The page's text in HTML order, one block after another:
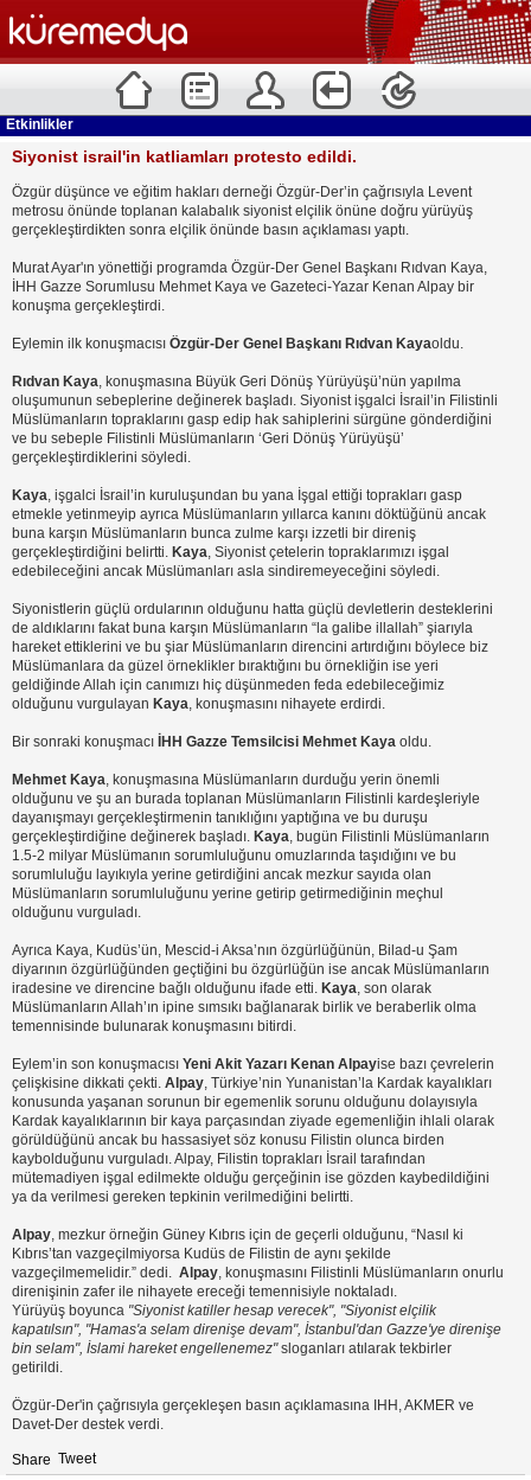
Etkinlikler
Siyonist israil'in katliamları protesto edildi.
Özgür düşünce ve eğitim hakları derneği Özgür-Der’in çağrısıyla Levent
metrosu önünde toplanan kalabalık siyonist elçilik önüne doğru yürüyüş
gerçekleştirdikten sonra elçilik önünde basın açıklaması yaptı.
Murat Ayar'ın yönettiği programda Özgür-Der Genel Başkanı Rıdvan Kaya,
İHH Gazze Sorumlusu Mehmet Kaya ve Gazeteci-Yazar Kenan Alpay bir
konuşma gerçekleştirdi.
Eylemin ilk konuşmacısı Özgür-Der Genel Başkanı Rıdvan Kayaoldu.
Rıdvan Kaya, konuşmasına Büyük Geri Dönüş Yürüyüşü’nün yapılma
oluşumunun sebeplerine değinerek başladı. Siyonist işgalci İsrail’in Filistinli
Müslümanların topraklarını gasp edip hak sahiplerini sürgüne gönderdiğini
ve bu sebeple Filistinli Müslümanların ‘Geri Dönüş Yürüyüşü’
gerçekleştirdiklerini söyledi.
Kaya, işgalci İsrail’in kuruluşundan bu yana İşgal ettiği toprakları gasp
etmekle yetinmeyip ayrıca Müslümanların yıllarca kanını döktüğünü ancak
buna karşın Müslümanların bunca zulme karşı izzetli bir direniş
gerçekleştirdiğini belirtti. Kaya, Siyonist çetelerin topraklarımızı işgal
edebileceğini ancak Müslümanları asla sindiremeyeceğini söyledi.
Siyonistlerin güçlü ordularının olduğunu hatta güçlü devletlerin desteklerini
de aldıklarını fakat buna karşın Müslümanların “la galibe illallah” şiarıyla
hareket ettiklerini ve bu şiar Müslümanların direncini artırdığını böylece biz
Müslümanlara da güzel örneklikler bıraktığını bu örnekliğin ise yeri
geldiğinde Allah için canımızı hiç düşünmeden feda edebileceğimiz
olduğunu vurgulayan Kaya, konuşmasını nihayete erdirdi.
Bir sonraki konuşmacı İHH Gazze Temsilcisi Mehmet Kaya oldu.
Mehmet Kaya, konuşmasına Müslümanların durduğu yerin önemli
olduğunu ve şu an burada toplanan Müslümanların Filistinli kardeşleriyle
dayanışmayı gerçekleştirmenin tanıklığını yaptığına ve bu duruşu
gerçekleştirdiğine değinerek başladı. Kaya, bugün Filistinli Müslümanların
1.5-2 milyar Müslümanın sorumluluğunu omuzlarında taşıdığını ve bu
sorumluluğu layıkıyla yerine getirdiğini ancak mezkur sayıda olan
Müslümanların sorumluluğunu yerine getirip getirmediğinin meçhul
olduğunu vurguladı.
Ayrıca Kaya, Kudüs’ün, Mescid-i Aksa’nın özgürlüğünün, Bilad-u Şam
diyarının özgürlüğünden geçtiğini bu özgürlüğün ise ancak Müslümanların
iradesine ve direncine bağlı olduğunu ifade etti. Kaya, son olarak
Müslümanların Allah’ın ipine sımsıkı bağlanarak birlik ve beraberlik olma
temennisinde bulunarak konuşmasını bitirdi.
Eylem’in son konuşmacısı Yeni Akit Yazarı Kenan Alpayise bazı çevrelerin
çelişkisine dikkati çekti. Alpay, Türkiye’nin Yunanistan’la Kardak kayalıkları
konusunda yaşanan sorunun bir egemenlik sorunu olduğunu dolayısıyla
Kardak kayalıklarının bir kaya parçasından ziyade egemenliğin ihlali olarak
görüldüğünü ancak bu hassasiyet söz konusu Filistin olunca birden
kaybolduğunu vurguladı. Alpay, Filistin toprakları İsrail tarafından
mütemadiyen işgal edilmekte olduğu gerçeğinin ise gözden kaybedildiğini
ya da verilmesi gereken tepkinin verilmediğini belirtti.
Alpay, mezkur örneğin Güney Kıbrıs için de geçerli olduğunu, “Nasıl ki
Kıbrıs’tan vazgeçilmiyorsa Kudüs de Filistin de aynı şekilde
vazgeçilmemelidir.” dedi. Alpay, konuşmasını Filistinli Müslümanların onurlu
direnişinin zafer ile nihayete ereceği temennisiyle noktaladı.
Yürüyüş boyunca "Siyonist katiller hesap verecek", "Siyonist elçilik
kapatılsın", "Hamas'a selam direnişe devam", İstanbul'dan Gazze'ye direnişe
bin selam", İslami hareket engellenemez"sloganları atılarak tekbirler
getirildi.
Özgür-Der'in çağrısıyla gerçekleşen basın açıklamasına IHH, AKMER ve
Davet-Der destek verdi.
Share Tweet